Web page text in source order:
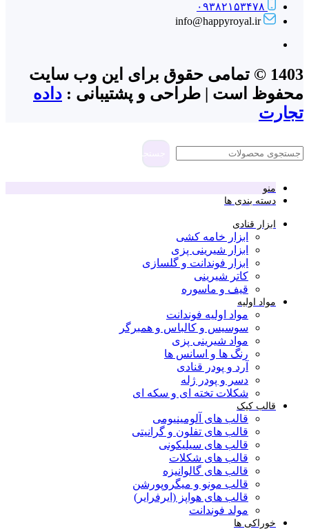
۰۹۳۸۲۱۵۳۴۷۸
info@happyroyal.ir
1403 © تمامی حقوق برای این وب سایت
محفوظ است | طراحی و پشتیبانی : داده
تجارت
منو
دسته بندی ها
ابزار قنادی
ابزار خامه کشی
ابزار شیرینی پزی
ابزار فوندانت و گلسازی
کاتر شیرینی
قیف و ماسوره
مواد اولیه
مواد اولیه فوندانت
سوسیس و کالباس و همبرگر
مواد شیرینی پزی
رنگ ها و اسانس ها
آرد و پودر قنادی
دسر و پودر ژله
شکلات تخته ای و سکه ای
قالب کیک
قالب های آلومینیومی
قالب های تفلون و گرانیتی
قالب های سیلیکونی
قالب های شکلات
قالب های گالوانیزه
قالب مونو و میگروپورشن
قالب های هواپز (ایرفرایر)
مولد فوندانت
خوراکی ها